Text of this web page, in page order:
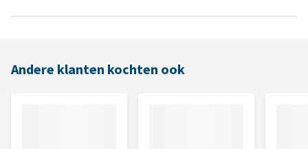
Andere klanten kochten ook